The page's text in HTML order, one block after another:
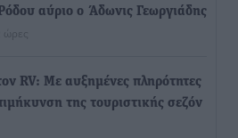
αύριο ο Άδωνις Γεωργιάδης
RV: Με αυξημένες πληρότητες
της τουριστικής σεζόν